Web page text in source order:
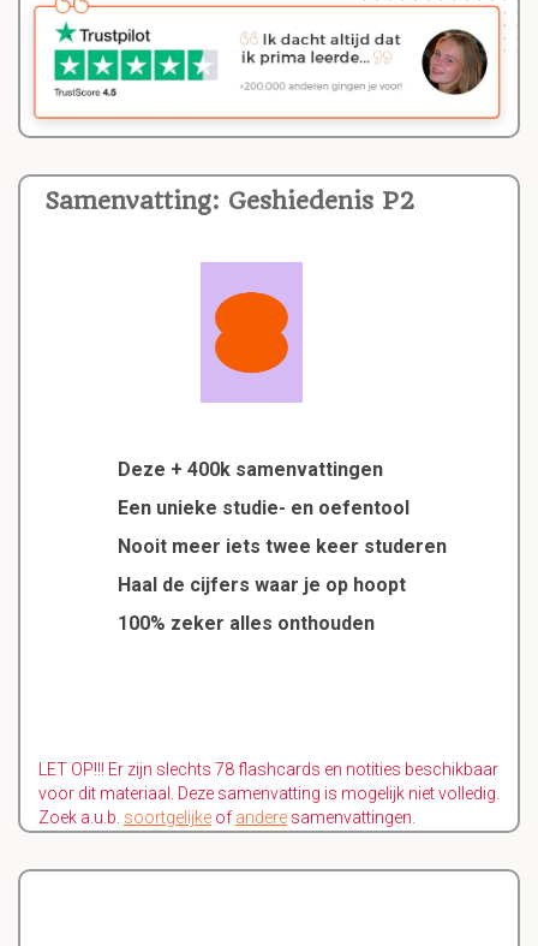
Samenvatting: Geshiedenis P2
Deze + 400k samenvattingen
Een unieke studie- en oefentool
Nooit meer iets twee keer studeren
Haal de cijfers waar je op hoopt
100% zeker alles onthouden
LET OP!!! Er zijn slechts 78 flashcards en notities beschikbaar
voor dit materiaal. Deze samenvatting is mogelijk niet volledig.
Zoek a.u.b. soortgelijke of andere samenvattingen.